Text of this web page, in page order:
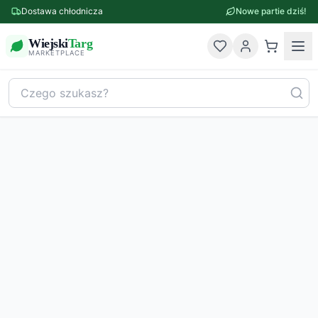
Dostawa chłodnicza Nowe partie dziś!
WiejskiTarg
MARKETPLACE